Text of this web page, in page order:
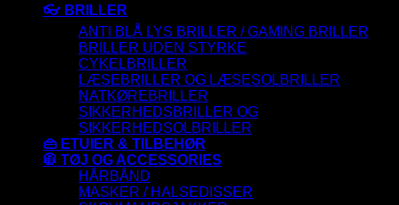
👓 BRILLER
ANTI BLÅ LYS BRILLER / GAMING BRILLER
BRILLER UDEN STYRKE
CYKELBRILLER
LÆSEBRILLER OG LÆSESOLBRILLER
NATKØREBRILLER
SIKKERHEDSBRILLER OG
SIKKERHEDSOLBRILLER
👜 ETUIER & TILBEHØR
🧥 TØJ OG ACCESSORIES
HÅRBÅND
MASKER / HALSEDISSER